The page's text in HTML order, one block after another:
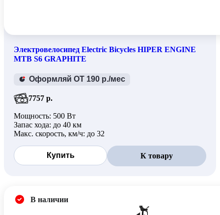
Электровелосипед Electric Bicycles HIPER ENGINE
MTB S6 GRAPHITE
Оформляй ОТ 190 р./мес
7757 р.
Мощность: 500 Вт
Запас хода: до 40 км
Макс. скорость, км/ч: до 32
Купить К товару
В наличии